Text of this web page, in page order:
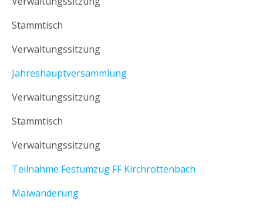
Stammtisch
Verwaltungssitzung
Jahreshauptversammlung
Verwaltungssitzung
Stammtisch
Verwaltungssitzung
Teilnahme Festumzug FF Kirchröttenbach
Maiwanderung